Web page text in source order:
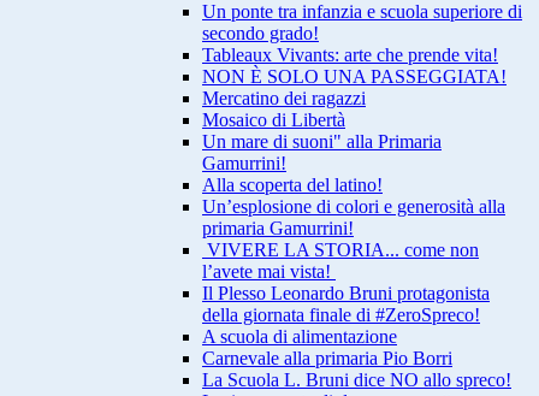
Un ponte tra infanzia e scuola superiore di
secondo grado!
Tableaux Vivants: arte che prende vita!
NON È SOLO UNA PASSEGGIATA!
Mercatino dei ragazzi
Mosaico di Libertà
Un mare di suoni" alla Primaria
Gamurrini!
Alla scoperta del latino!
Un’esplosione di colori e generosità alla
primaria Gamurrini!
VIVERE LA STORIA... come non
l’avete mai vista!
Il Plesso Leonardo Bruni protagonista
della giornata finale di #ZeroSpreco!
A scuola di alimentazione
Carnevale alla primaria Pio Borri
La Scuola L. Bruni dice NO allo spreco!